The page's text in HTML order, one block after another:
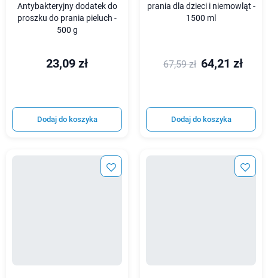
Antybakteryjny dodatek do
proszku do prania pieluch -
500 g
23,09 zł
Dodaj do koszyka
prania dla dzieci i niemowląt -
1500 ml
67,59 zł 64,21 zł
Dodaj do koszyka